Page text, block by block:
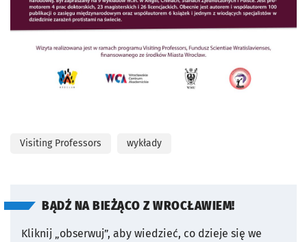
Visiting Professors wykłady
BĄDŹ NA BIEŻĄCO Z WROCŁAWIEM!
Kliknij „obserwuj”, aby wiedzieć, co dzieje się we